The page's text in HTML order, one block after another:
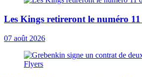
Les Kings retireront le numéro
07 août 2026